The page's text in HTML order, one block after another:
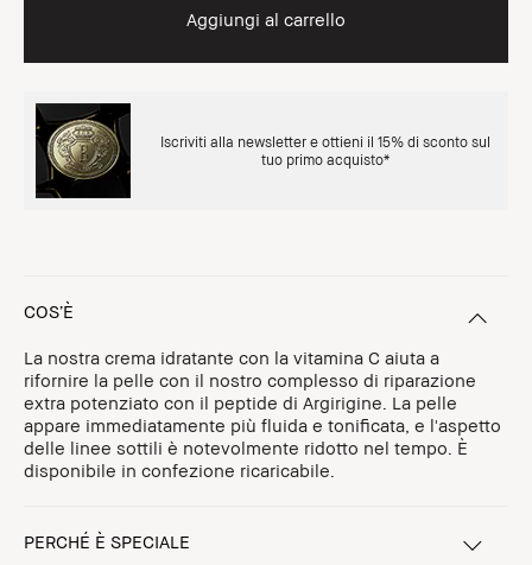
Aggiungi al carrello
Iscriviti alla newsletter e ottieni il 15% di sconto sul
tuo primo acquisto*
COS’È
La nostra crema idratante con la vitamina C aiuta a
rifornire la pelle con il nostro complesso di riparazione
extra potenziato con il peptide di Argirigine. La pelle
appare immediatamente più fluida e tonificata, e l'aspetto
delle linee sottili è notevolmente ridotto nel tempo. È
disponibile in confezione ricaricabile.
PERCHÉ È SPECIALE